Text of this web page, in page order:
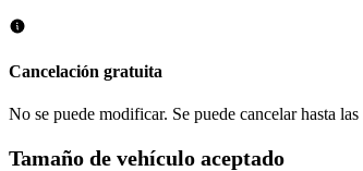
Cancelación gratuita
No se puede modificar. Se puede cancelar hasta
Tamaño de vehículo aceptado